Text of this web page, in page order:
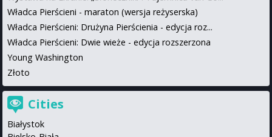
Władca Pierścieni - maraton (wersja reżyserska)
Władca Pierścieni: Drużyna Pierścienia - edycja roz...
Władca Pierścieni: Dwie wieże - edycja rozszerzona
Young Washington
Złoto
Cities
Białystok